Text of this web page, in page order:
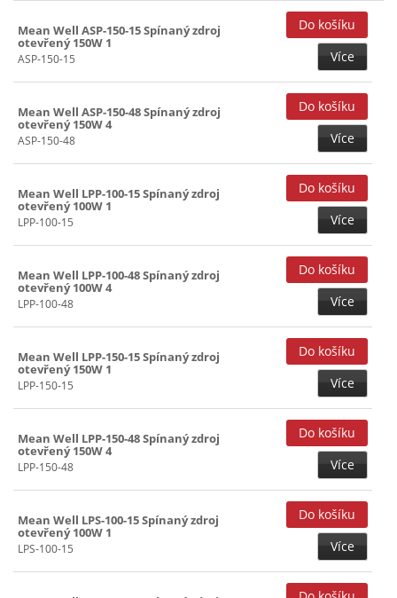
5+48V (32)
12+(-12)V (32)
15V (31)
15+(-15)V (32)
20V (32)
24V (45)
27V (39)
48V (31)
Mean Well ASP-150-15 Spínaný zdroj
otevřený 150W 1
ASP-150-15 Více
Mean Well ASP-150-48 Spínaný zdroj
otevřený 150W 4
ASP-150-48 Více
Mean Well LPP-100-15 Spínaný zdroj
otevřený 100W 1
LPP-100-15 Více
Mean Well LPP-100-48 Spínaný zdroj
otevřený 100W 4
LPP-100-48 Více
Mean Well LPP-150-15 Spínaný zdroj
otevřený 150W 1
LPP-150-15 Více
Mean Well LPP-150-48 Spínaný zdroj
otevřený 150W 4
LPP-150-48 Více
Mean Well LPS-100-15 Spínaný zdroj
otevřený 100W 1
LPS-100-15 Více